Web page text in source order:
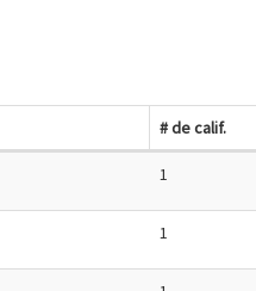
# de calif.
1
1